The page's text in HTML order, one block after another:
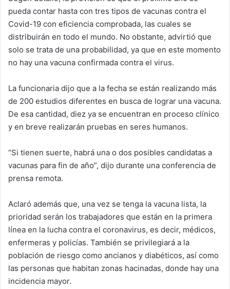
pueda contar hasta con tres tipos de vacunas contra el
Covid-19 con eficiencia comprobada, las cuales se
distribuirán en todo el mundo. No obstante, advirtió que
solo se trata de una probabilidad, ya que en este momento
no hay una vacuna confirmada contra el virus.
La funcionaria dijo que a la fecha se están realizando más
de 200 estudios diferentes en busca de lograr una vacuna.
De esa cantidad, diez ya se encuentran en proceso clínico
y en breve realizarán pruebas en seres humanos.
“Si tienen suerte, habrá una o dos posibles candidatas a
vacunas para fin de año”, dijo durante una conferencia de
prensa remota.
Aclaró además que, una vez se tenga la vacuna lista, la
prioridad serán los trabajadores que están en la primera
línea en la lucha contra el coronavirus, es decir, médicos,
enfermeras y policías. También se privilegiará a la
población de riesgo como ancianos y diabéticos, así como
las personas que habitan zonas hacinadas, donde hay una
incidencia mayor.